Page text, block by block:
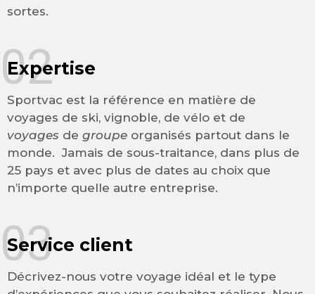
sortes.
Expertise
Sportvac est la référence en matière de
voyages de ski, vignoble, de vélo et de
voyages de groupe organisés partout dans le
monde. Jamais de sous-traitance, dans plus de
25 pays et avec plus de dates au choix que
n’importe quelle autre entreprise.
02
Service client
Décrivez-nous votre voyage idéal et le type
03